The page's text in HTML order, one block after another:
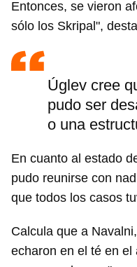
Entonces, se vieron
sólo los Skripal",
Úglev cree
pudo ser
o una
En cuanto al estado
pudo reunirse con
que todos los casos
Calcula que a
echaron en el té en el